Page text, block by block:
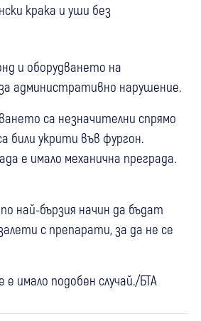
крака и уши без
и оборудването на
административно нарушение.
са незначителни спрямо
били укрити във фургон.
е имало механична преграда.
най-бързия начин да бъдат
с препарати, за да не се
имало подобен случай./БТА
в бутилка: Близо 7 тона